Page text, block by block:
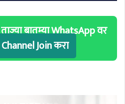
ताज्या बातम्या WhatsApp वर
Channel Join करा